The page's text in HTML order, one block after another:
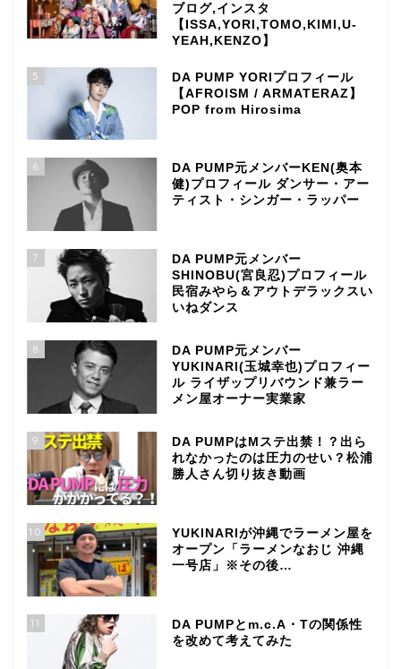
ブログ,インスタ
【ISSA,YORI,TOMO,KIMI,U-
YEAH,KENZO】
5
DA PUMP YORIプロフィール
【AFROISM / ARMATERAZ】
POP from Hirosima
6
DA PUMP元メンバーKEN(奥本
健)プロフィール ダンサー・アー
ティスト・シンガー・ラッパー
7
DA PUMP元メンバー
SHINOBU(宮良忍)プロフィール
民宿みやら＆アウトデラックスい
いねダンス
8
DA PUMP元メンバー
YUKINARI(玉城幸也)プロフィー
ル ライザップリバウンド兼ラー
メン屋オーナー実業家
9
DA PUMPはMステ出禁！？出ら
れなかったのは圧力のせい？松浦
勝人さん切り抜き動画
10
YUKINARIが沖縄でラーメン屋を
オープン「ラーメンなおじ 沖縄
一号店」※その後…
11
DA PUMPとm.c.A・Tの関係性
を改めて考えてみた